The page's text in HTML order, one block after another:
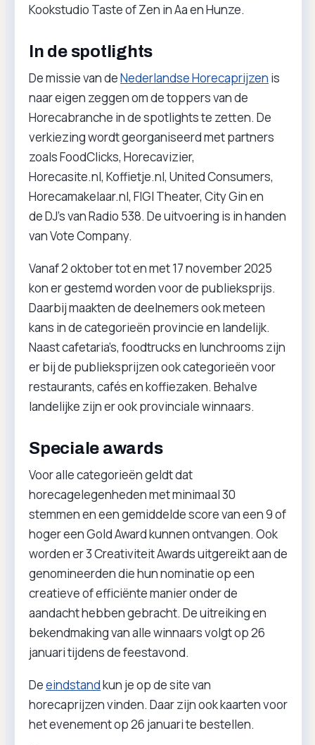
Kookstudio Taste of Zen in Aa en Hunze.
In de spotlights
De missie van deNederlandse Horecaprijzen is
naar eigen zeggen om de toppers van de
Horecabranche in de spotlights te zetten. De
verkiezing wordt georganiseerd met partners
zoals FoodClicks, Horecavizier,
Horecasite.nl, Koffietje.nl, United Consumers,
Horecamakelaar.nl, FIGI Theater, City Gin en
de DJ's van Radio 538. De uitvoering is in handen
van Vote Company.
Vanaf 2 oktober tot en met 17 november 2025
kon er gestemd worden voor de publieksprijs.
Daarbij maakten de deelnemers ook meteen
kans in de categorieën provincie en landelijk.
Naast cafetaria’s, foodtrucks en lunchrooms zijn
er bij de publieksprijzen ook categorieën voor
restaurants, cafés en koffiezaken. Behalve
landelijke zijn er ook provinciale winnaars.
Speciale awards
Voor alle categorieën geldt dat
horecagelegenheden met minimaal 30
stemmen en een gemiddelde score van een 9 of
hoger een Gold Award kunnen ontvangen. Ook
worden er 3 Creativiteit Awards uitgereikt aan de
genomineerden die hun nominatie op een
creatieve of efficiënte manier onder de
aandacht hebben gebracht. De uitreiking en
bekendmaking van alle winnaars volgt op 26
januari tijdens de feestavond.
Deeindstandkun je op de site van
horecaprijzen vinden. Daar zijn ook kaarten voor
het evenement op 26 januari te bestellen.